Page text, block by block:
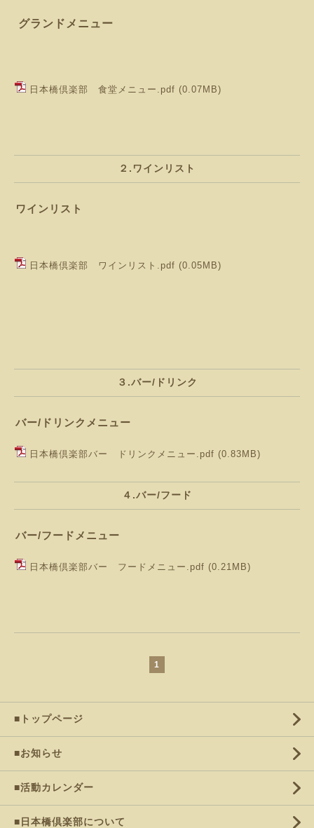
グランドメニュー
日本橋倶楽部 食堂メニュー.pdf (0.07MB)
２.ワインリスト
ワインリスト
日本橋倶楽部 ワインリスト.pdf (0.05MB)
３.バー/ドリンク
バー/ドリンクメニュー
日本橋倶楽部バー ドリンクメニュー.pdf (0.83MB)
４.バー/フード
バー/フードメニュー
日本橋倶楽部バー フードメニュー.pdf (0.21MB)
1
■トップページ
■お知らせ
■活動カレンダー
■日本橋倶楽部について